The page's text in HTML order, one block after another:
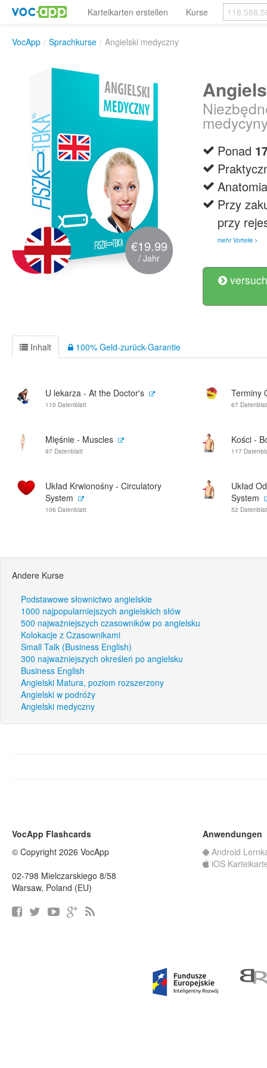
Karteikarten erstellen Kurse
VocApp / Sprachkurse / Angielski medyczny
€19.99
/ Jahr
Ponad
Przy
przy
mehr Vorteile
Inhalt 100% Geld-zurück-Garantie
U lekarza - At the Doctor's
110 Datenblatt
Terminy
67
Mięśnie - Muscles
97 Datenblatt
Kości -
117
Układ Krwionośny - Circulatory
System
106 Datenblatt
Układ
System
52
Andere Kurse
Podstawowe słownictwo angielskie
1000 najpopularniejszych angielskich słów
500 najważniejszych czasowników po angielsku
Kolokacje z Czasownikami
Small Talk (Business English)
300 najważniejszych określeń po angielsku
Business English
Angielski Matura, poziom rozszerzony
Angielski w podróży
Angielski medyczny
VocApp Flashcards
© Copyright 2026 VocApp
02-798 Mielczarskiego 8/58
Warsaw, Poland (EU)
Anwendungen
Android
iOS